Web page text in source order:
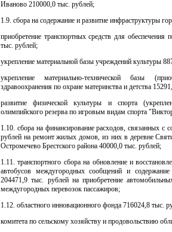
Иваново 210000,0 тыс. рублей;
1.9. сбора на содержание и развитие инфраструктуры
приобретение транспортных средств для
тыс. рублей;
укрепление материальной базы учреждений культуры
укрепление материально-технической базы
здравоохранения по охране материнства и детства
развитие физической культуры и спорта
олимпийского резерва по игровым видам спорта
1.10. сбора на финансирование расходов, связанных
рублей на ремонт жилых домов, из них в деревне
Остромечево Брестского района 40000,0 тыс. рублей;
1.11. транспортного сбора на обновление и
автобусов междугородных сообщений и содержание
204471,9 тыс. рублей на приобретение
междугородных перевозок пассажиров;
1.12. областного инновационного фонда 716024,8 тыс.
комитета по сельскому хозяйству и продовольствию